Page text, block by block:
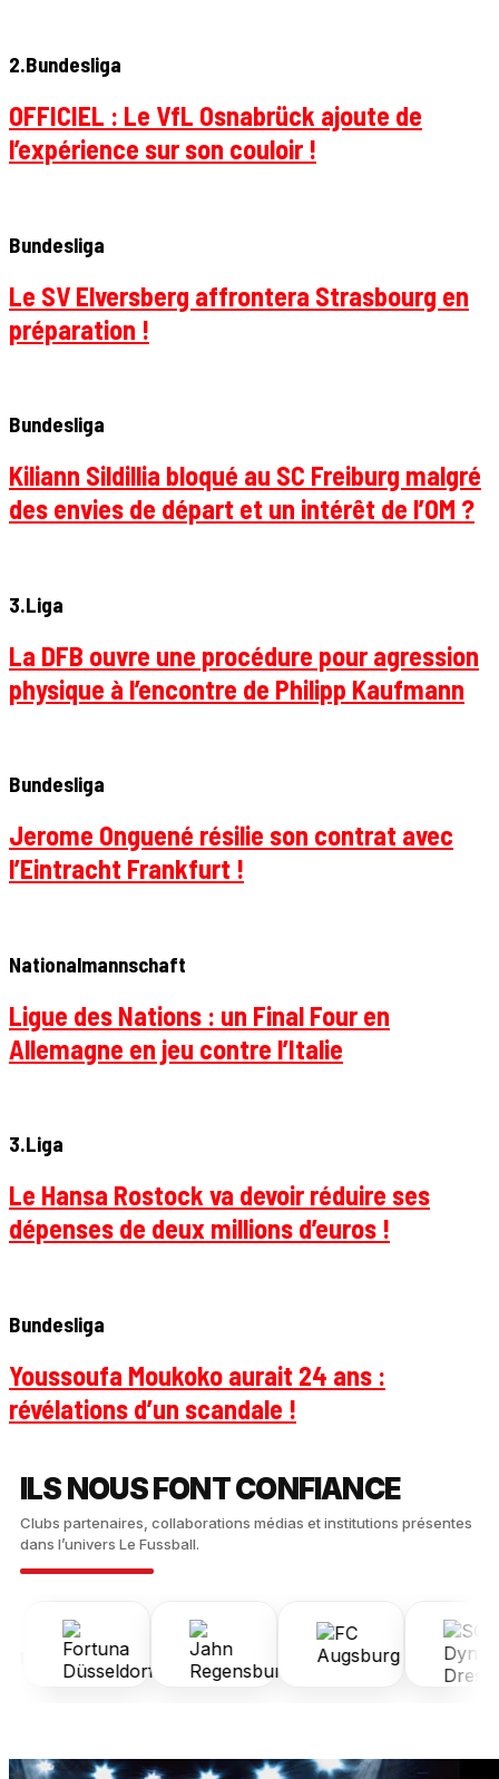
2.Bundesliga
OFFICIEL : Le VfL Osnabrück ajoute de
l’expérience sur son couloir !
Bundesliga
Le SV Elversberg affrontera Strasbourg en
préparation !
Bundesliga
Kiliann Sildillia bloqué au SC Freiburg malgré
des envies de départ et un intérêt de l’OM ?
3.Liga
La DFB ouvre une procédure pour agression
physique à l’encontre de Philipp Kaufmann
Bundesliga
Jerome Onguené résilie son contrat avec
l’Eintracht Frankfurt !
Nationalmannschaft
Ligue des Nations : un Final Four en
Allemagne en jeu contre l’Italie
3.Liga
Le Hansa Rostock va devoir réduire ses
dépenses de deux millions d’euros !
Bundesliga
Youssoufa Moukoko aurait 24 ans :
révélations d’un scandale !
ILS NOUS FONT CONFIANCE
Clubs partenaires, collaborations médias et institutions présentes
dans l’univers Le Fussball.